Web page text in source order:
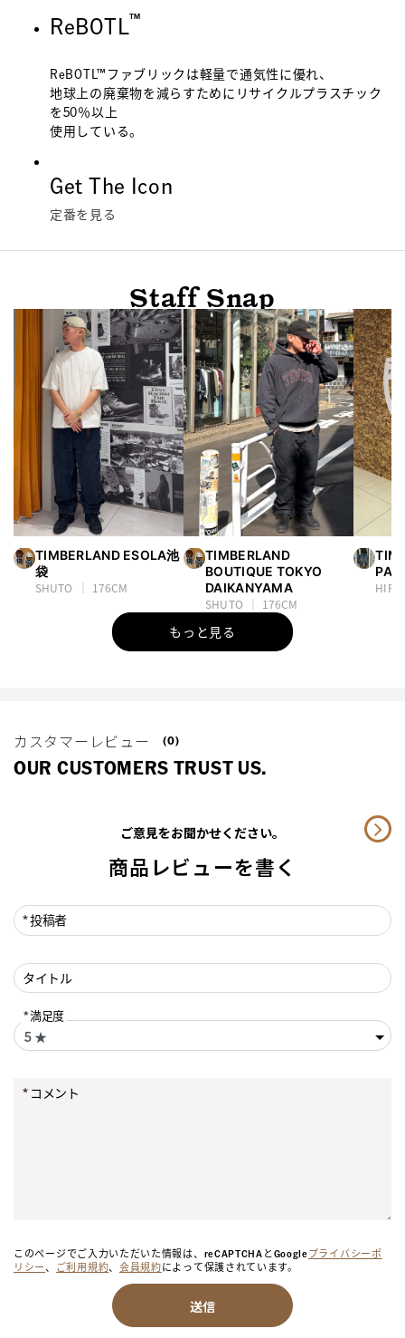
ReBOTL™
ReBOTL™ファブリックは軽量で通気性に優れ、
地球上の廃棄物を減らすためにリサイクルプラスチック
を50％以上
使用している。
Get The Icon
定番を見る
Staff Snap
TIMBERLAND ESOLA池
袋
SHUTO
176CM
TIMBERLAND
BOUTIQUE TOKYO
DAIKANYAMA
SHUTO
176CM
もっと見る
カスタマーレビュー (0)
OUR CUSTOMERS TRUST US.
ご意見をお聞かせください。
商品レビューを書く
投稿者
タイトル
満足度
コメント
このページでご入力いただいた情報は、reCAPTCHAとGoogleプライバシーポ
リシー、 ご利用規約、 会員規約によって保護されています。
送信